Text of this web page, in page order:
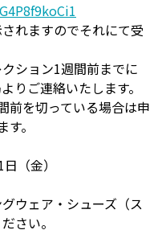
れますのでそれにて受
ション1週間前までに
りご連絡いたします。
前を切っている場合は申
。
（金）
ウェア・シューズ（ス
さい。